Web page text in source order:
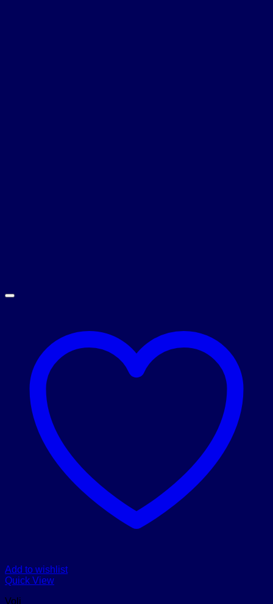
Add to wishlist
Quick View
Voli